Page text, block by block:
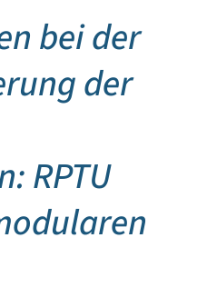
bei der
der
RPTU